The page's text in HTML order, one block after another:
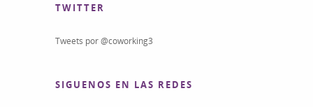
TWITTER
Tweets por @coworking3
SIGUENOS EN LAS REDES